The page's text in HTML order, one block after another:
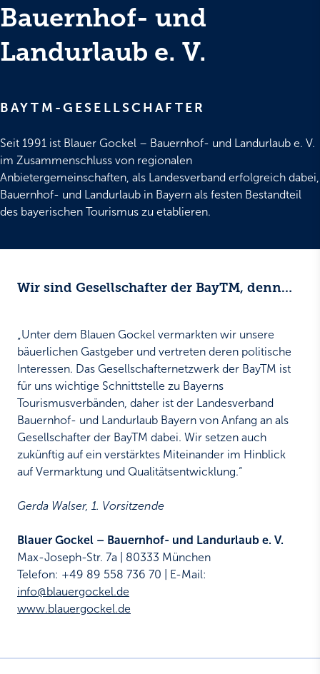
Bauernhof- und
Landurlaub e. V.
BAYTM-GESELLSCHAFTER
Seit 1991 ist Blauer Gockel – Bauernhof- und Landurlaub e. V.
im Zusammenschluss von regionalen
Anbietergemeinschaften, als Landesverband erfolgreich dabei,
Bauernhof- und Landurlaub in Bayern als festen Bestandteil
des bayerischen Tourismus zu etablieren.
Wir sind Gesellschafter der BayTM, denn…
„Unter dem Blauen Gockel vermarkten wir unsere
bäuerlichen Gastgeber und vertreten deren politische
Interessen. Das Gesellschafternetzwerk der BayTM ist
für uns wichtige Schnittstelle zu Bayerns
Tourismusverbänden, daher ist der Landesverband
Bauernhof- und Landurlaub Bayern von Anfang an als
Gesellschafter der BayTM dabei. Wir setzen auch
zukünftig auf ein verstärktes Miteinander im Hinblick
auf Vermarktung und Qualitätsentwicklung.“
Gerda Walser, 1. Vorsitzende
Blauer Gockel – Bauernhof- und Landurlaub e. V.
Max-Joseph-Str. 7a | 80333 München
Telefon: +49 89 558 736 70 | E-Mail:
info@blauergockel.de
www.blauergockel.de